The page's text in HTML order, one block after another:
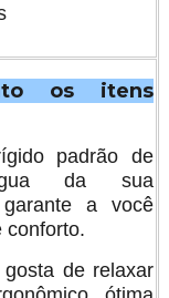
os itens
padrão de
da sua
a você
conforto.
de relaxar